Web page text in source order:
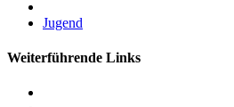
Jugend
Weiterführende Links